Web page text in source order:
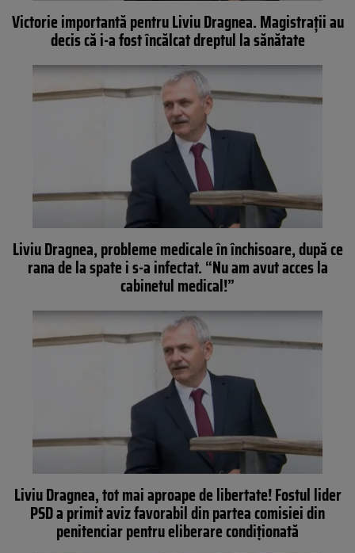
Victorie importantă pentru Liviu Dragnea. Magistrații au
decis că i-a fost încălcat dreptul la sănătate
Liviu Dragnea, probleme medicale în închisoare, după ce
rana de la spate i s-a infectat. “Nu am avut acces la
cabinetul medical!”
Liviu Dragnea, tot mai aproape de libertate! Fostul lider
PSD a primit aviz favorabil din partea comisiei din
penitenciar pentru eliberare condiţionată